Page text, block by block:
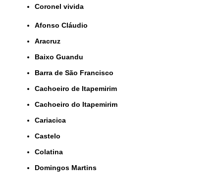
coronel vivida
Afonso Cláudio
Aracruz
Baixo Guandu
Barra de São Francisco
Cachoeiro de Itapemirim
Cachoeiro do Itapemirim
Cariacica
Castelo
Colatina
Domingos Martins